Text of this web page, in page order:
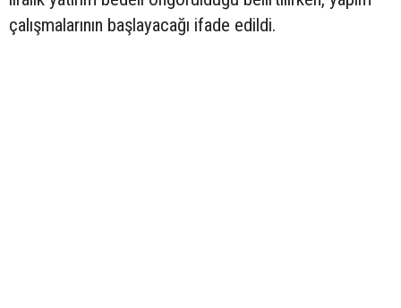
çalışmalarının başlayacağı ifade edildi.